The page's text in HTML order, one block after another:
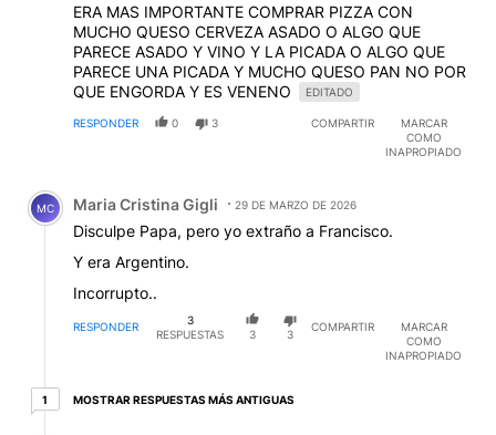
ERA MAS IMPORTANTE COMPRAR PIZZA CON
MUCHO QUESO CERVEZA ASADO O ALGO QUE
PARECE ASADO Y VINO Y LA PICADA O ALGO QUE
PARECE UNA PICADA Y MUCHO QUESO PAN NO POR
QUE ENGORDA Y ES VENENO
EDITADO
RESPONDER 0 3 COMPARTIR
MARCAR
COMO
INAPROPIADO
Comentario de Maria Cristina Gigli.
MC Maria Cristina Gigli 29 DE MARZO DE 2026
Disculpe Papa, pero yo extraño a Francisco.
Y era Argentino.
Incorrupto..
RESPONDER
3
RESPUESTAS
3 3
COMPARTIR
MARCAR
COMO
INAPROPIADO
11 respuesta más antiguas
MOSTRAR RESPUESTAS MÁS ANTIGUAS